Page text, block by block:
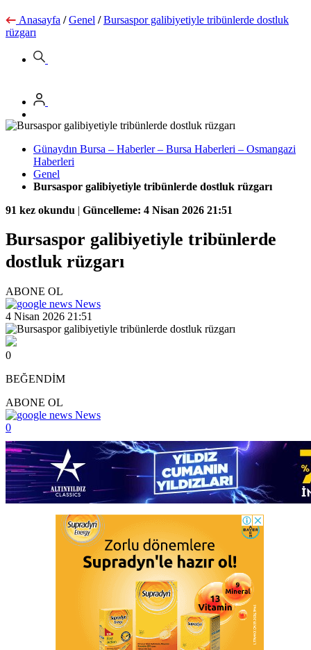
Anasayfa / Genel / Bursaspor galibiyetiyle tribünlerde dostluk
rüzgarı
Günaydın Bursa – Haberler – Bursa Haberleri – Osmangazi
Haberleri
Genel
Bursaspor galibiyetiyle tribünlerde dostluk rüzgarı
91 kez okundu | Güncelleme: 4 Nisan 2026 21:51
Bursaspor galibiyetiyle tribünlerde
dostluk rüzgarı
ABONE OL
News
4 Nisan 2026 21:51
0
BEĞENDİM
ABONE OL
News
0